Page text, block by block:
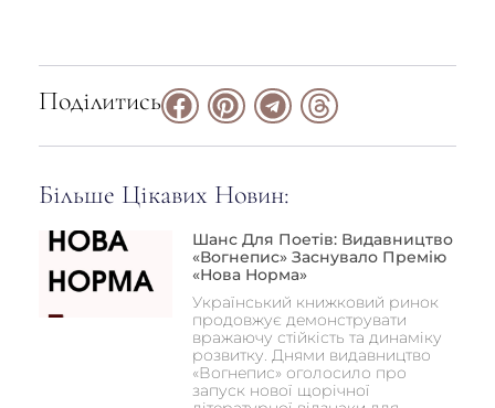
Поділитись
Більше Цікавих Новин:
Шанс Для Поетів: Видавництво
«Вогнепис» Заснувало Премію
«Нова Норма»
Український книжковий ринок
продовжує демонструвати
вражаючу стійкість та динаміку
розвитку. Днями видавництво
«Вогнепис» оголосило про
запуск нової щорічної